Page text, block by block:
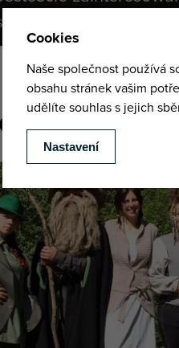
się z nami
IMPREZ